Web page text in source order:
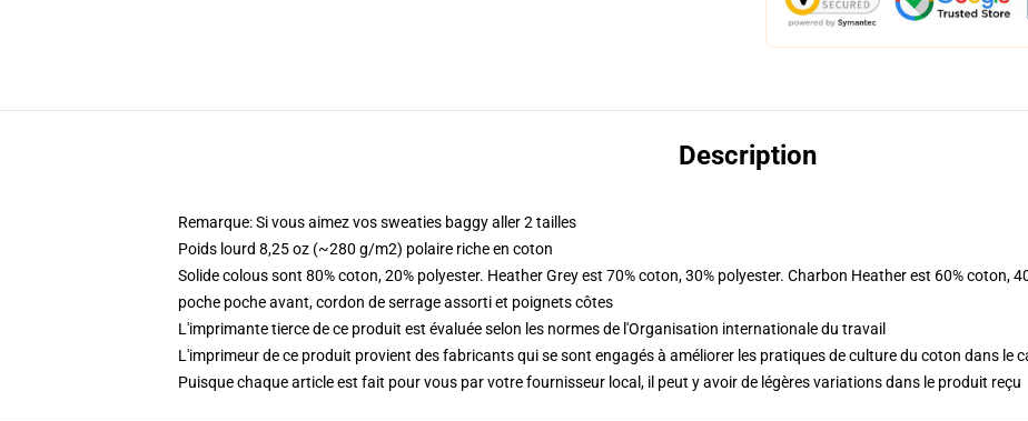
Description
Remarque: Si vous aimez vos sweaties baggy aller 2 tailles
Poids lourd 8,25 oz (~280 g/m2) polaire riche en coton
Solide colous sont 80% coton, 20% polyester. Heather Grey est 70% coton, 30% polyester. Charbon Heather est 60% coton,
poche poche avant, cordon de serrage assorti et poignets côtes
L'imprimante tierce de ce produit est évaluée selon les normes de l'Organisation internationale du travail
L'imprimeur de ce produit provient des fabricants qui se sont engagés à améliorer les pratiques de culture du coton dans le
Puisque chaque article est fait pour vous par votre fournisseur local, il peut y avoir de légères variations dans le produit reçu